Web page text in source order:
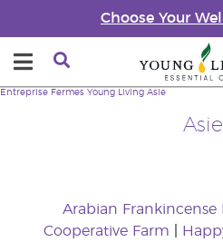
Choose Your
Asie
Entreprise Fermes Young Living Asie
Arabian Frankincense
Cooperative Farm